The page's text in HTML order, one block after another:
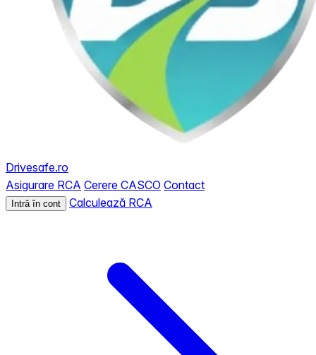
Drivesafe.ro
Asigurare RCA Cerere CASCO Contact
Intră în cont Calculează RCA